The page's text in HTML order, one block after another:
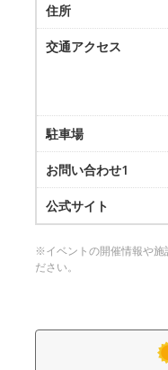
住所
交通アクセス
駐車場
お問い合わせ1
公式サイト
※イベントの開催情報や施
ださい。